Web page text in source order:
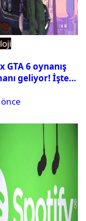
GTA 6 oynanış
geliyor! İşte